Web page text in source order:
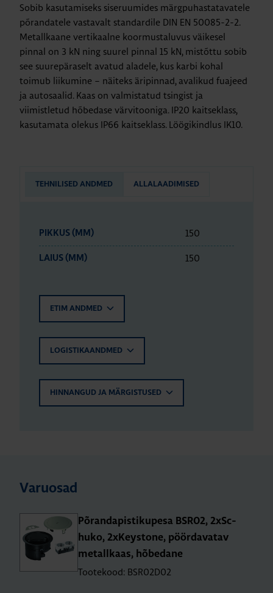
Sobib kasutamiseks siseruumides märgpuhastatavatele
põrandatele vastavalt standardile DIN EN 50085-2-2.
Metallkaane vertikaalne koormustaluvus väikesel
pinnal on 3 kN ning suurel pinnal 15 kN, mistõttu sobib
see suurepäraselt avatud aladele, kus karbi kohal
toimub liikumine – näiteks äripinnad, avalikud fuajeed
ja autosaalid. Kaas on valmistatud tsingist ja
viimistletud hõbedase värvitooniga. IP20 kaitseklass,
kasutamata olekus IP66 kaitseklass. Löögikindlus IK10.
TEHNILISED ANDMED ALLALAADIMISED
PIKKUS (MM) 150
LAIUS (MM) 150
ETIM ANDMED
LOGISTIKAANDMED
HINNANGUD JA MÄRGISTUSED
Varuosad
Põran­da­pis­ti­ku­pesa BSR02, 2xSc­
huko, 2xKeys­tone, pöörda­va­tav
metall­kaas, hõbe­dane
Tootekood: BSR02D02